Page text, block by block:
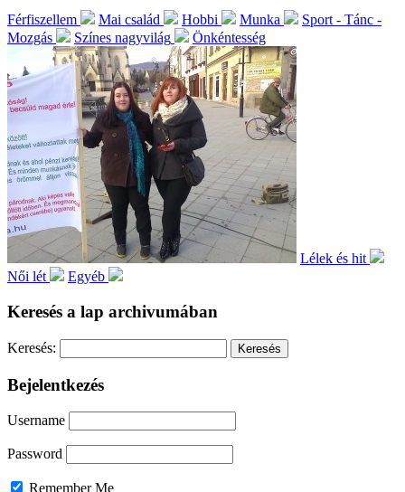
Férfiszellem Mai család Hobbi Munka
Sport - Tánc -
Mozgás
Színes nagyvilág Önkéntesség
Lélek és hit
Női lét
Egyéb
Keresés a lap archivumában
Keresés:
Bejelentkezés
Username
Password
Remember Me